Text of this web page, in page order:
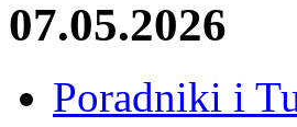
07.05.2026
Poradniki i